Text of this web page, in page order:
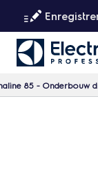
85 - Onderbouw